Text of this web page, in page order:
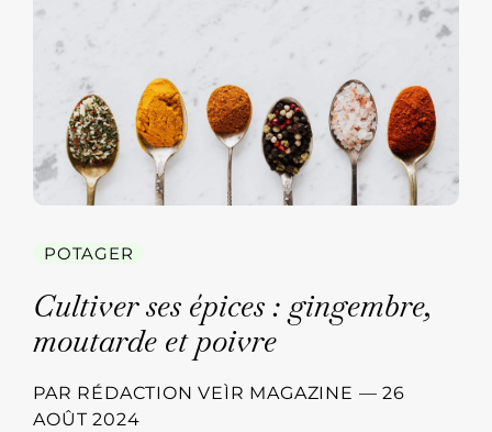
POTAGER
Cultiver ses épices : gingembre,
moutarde et poivre
PAR RÉDACTION VEÌR MAGAZINE —26
AOÛT 2024